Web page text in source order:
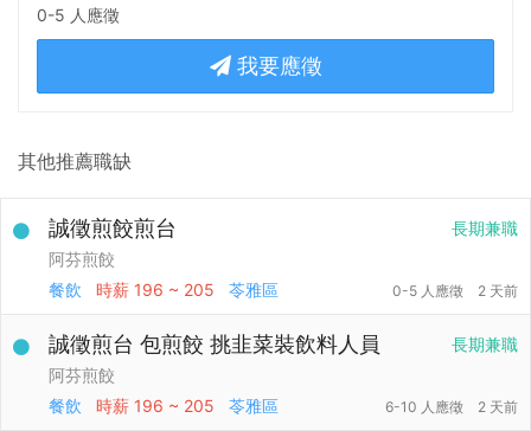
0-5 人應徵
我要應徵
其他推薦職缺
長期兼職
誠徵煎餃煎台
阿芬煎餃
餐飲
時薪 196 ~ 205 苓雅區 0-5 人應徵 2 天前
長期兼職
誠徵煎台 包煎餃 挑韭菜裝飲料人員
阿芬煎餃
餐飲
時薪 196 ~ 205 苓雅區 6-10 人應徵 2 天前